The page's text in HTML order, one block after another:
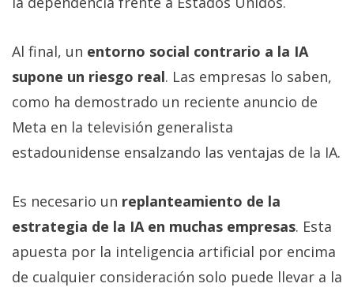
Al final, un entorno social contrario a la IA
supone un riesgo real. Las empresas lo saben,
como ha demostrado un reciente anuncio de
Meta en la televisión generalista
estadounidense ensalzando las ventajas de la IA.
Es necesario un replanteamiento de la
estrategia de la IA en muchas empresas. Esta
apuesta por la inteligencia artificial por encima
de cualquier consideración solo puede llevar a la